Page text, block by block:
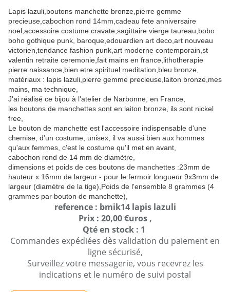
Lapis lazuli,boutons manchette bronze,pierre gemme
precieuse,cabochon rond 14mm,cadeau fete anniversaire
noel,accessoire costume cravate,sagittaire vierge taureau,bobo
boho gothique punk, baroque,edouardien art deco,art nouveau
victorien,tendance fashion punk,art moderne contemporain,st
valentin retraite ceremonie,fait mains en france,lithotherapie
pierre naissance,bien etre spirituel meditation,bleu bronze,
matériaux : lapis lazuli,pierre gemme precieuse,laiton bronze,mes
mains, ma technique,
J'ai réalisé ce bijou à l'atelier de Narbonne, en France,
les boutons de manchettes sont en laiton bronze, ils sont nickel
free,
Le bouton de manchette est l'accessoire indispensable d'une
chemise, d'un costume, unisex, il va aussi bien aux hommes
qu'aux femmes, c'est le costume qu'il met en avant,
cabochon rond de 14 mm de diamètre,
dimensions et poids de ces boutons de manchettes :23mm de
hauteur x 16mm de largeur - pour le fermoir longueur 9x3mm de
largeur (diamètre de la tige),Poids de l'ensemble 8 grammes (4
grammes par bouton de manchette),
reference : bmik14 lapis lazuli
Prix : 20,00 €uros ,
Qté en stock : 1
Commandes expédiées dès validation du paiement en
ligne sécurisé,
Surveillez votre messagerie, vous recevrez les
indications et le numéro de suivi postal